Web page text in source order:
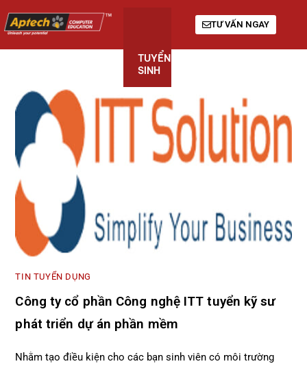
TUYỂN
SINH
TƯ VẤN NGAY
TIN TUYỂN DỤNG
Công ty cổ phần Công nghệ ITT tuyển kỹ sư
phát triển dự án phần mềm
Nhằm tạo điều kiện cho các bạn sinh viên có môi trường